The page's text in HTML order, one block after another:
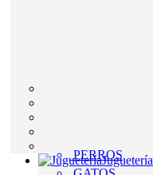
Juguetería
PERROS